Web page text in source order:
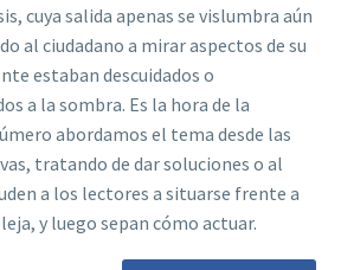
cuya salida apenas se vislumbra aún
al ciudadano a mirar aspectos de su
estaban descuidados o
a la sombra. Es la hora de la
abordamos el tema desde las
tratando de dar soluciones o al
a los lectores a situarse frente a
y luego sepan cómo actuar.